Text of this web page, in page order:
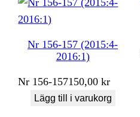
Nr 156-157 (2015:4-
2016:1)
Nr 156-157150,00kr
Lägg till i varukorg